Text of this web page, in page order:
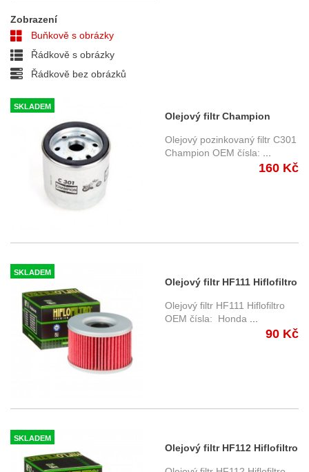
Zobrazení
Buňkově s obrázky
Řádkově s obrázky
Řádkově bez obrázků
SKLADEM
Olejový filtr Champion
C301, pozinkovaný
Olejový pozinkovaný filtr C301
Champion OEM čísla:
160 Kč
SKLADEM
Olejový filtr HF111 Hiflofiltro
Olejový filtr HF111 Hiflofiltro
OEM čísla: Honda
90 Kč
SKLADEM
Olejový filtr HF112 Hiflofiltro